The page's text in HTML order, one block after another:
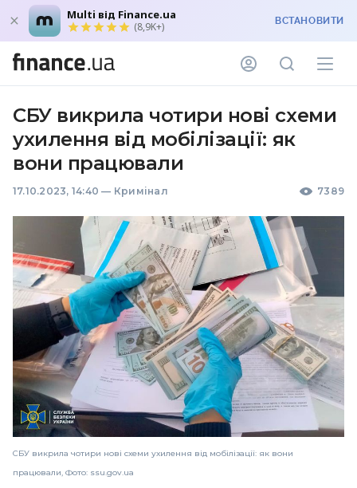
Multi від Finance.ua
(8,9K+) ВСТАНОВИТИ
СБУ викрила чотири нові схеми
ухилення від мобілізації: як
вони працювали
17.10.2023, 14:40 — Кримінал 7389
СБУ викрила чотири нові схеми ухилення від мобілізації: як вони
працювали, Фото: ssu.gov.ua